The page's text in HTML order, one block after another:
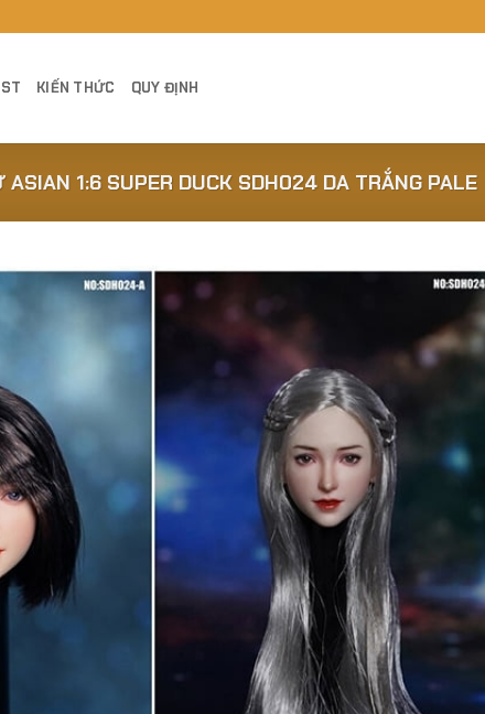
KIẾN THỨC QUY ĐỊNH
ASIAN 1:6 SUPER DUCK SDH024 DA TRẮNG PALE
Add to
Wishlist